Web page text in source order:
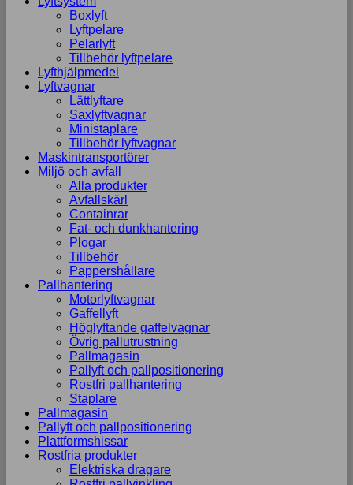
Boxlyft
Lyftpelare
Pelarlyft
Tillbehör lyftpelare
Lyfthjälpmedel
Lyftvagnar
Lättlyftare
Saxlyftvagnar
Ministaplare
Tillbehör lyftvagnar
Maskintransportörer
Miljö och avfall
Alla produkter
Avfallskärl
Containrar
Fat- och dunkhantering
Plogar
Tillbehör
Pappershållare
Pallhantering
Motorlyftvagnar
Gaffellyft
Höglyftande gaffelvagnar
Övrig pallutrustning
Pallmagasin
Pallyft och pallpositionering
Rostfri pallhantering
Staplare
Pallmagasin
Pallyft och pallpositionering
Plattformshissar
Rostfria produkter
Elektriska dragare